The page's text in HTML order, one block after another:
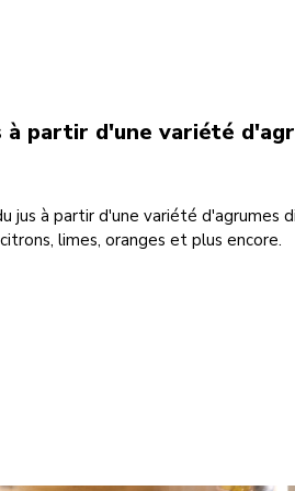
à partir d'une variété
jus à partir d'une variété d'agrumes
limes, oranges et plus encore.